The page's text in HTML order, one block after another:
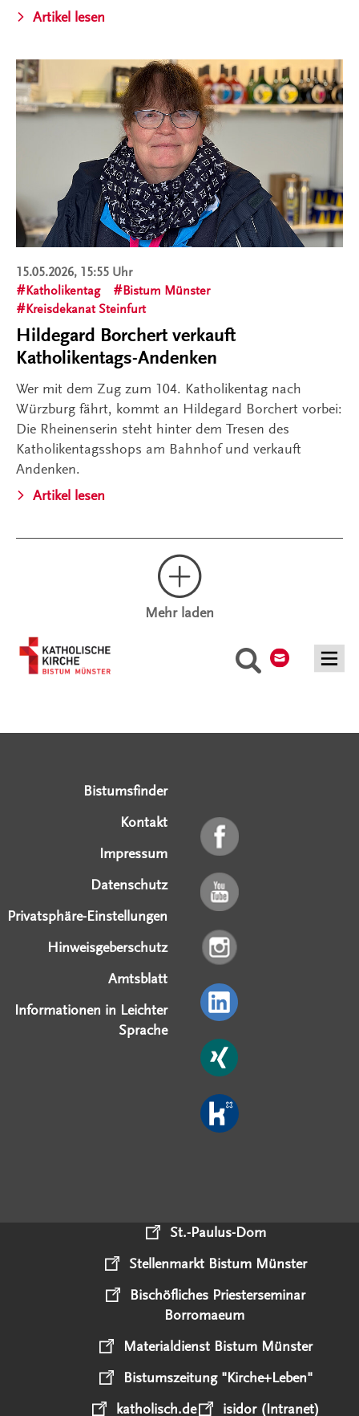
Suche
Artikel lesen
15.05.2026, 15:55 Uhr
Katholikentag
Bistum Münster
Kreisdekanat Steinfurt
Hildegard Borchert verkauft
Katholikentags-Andenken
Wer mit dem Zug zum 104. Katholikentag nach
Würzburg fährt, kommt an Hildegard Borchert vorbei:
Die Rheinenserin steht hinter dem Tresen des
Katholikentagsshops am Bahnhof und verkauft
Andenken.
Artikel lesen
Mehr laden
Bistumsfinder
Kontakt
Impressum
Datenschutz
Privatsphäre-Einstellungen
Hinweisgeberschutz
Amtsblatt
Informationen in Leichter
Sprache
St.-Paulus-Dom
Stellenmarkt Bistum Münster
Bischöfliches Priesterseminar
Borromaeum
Materialdienst Bistum Münster
Bistumszeitung "Kirche+Leben"
katholisch.de
isidor (Intranet)